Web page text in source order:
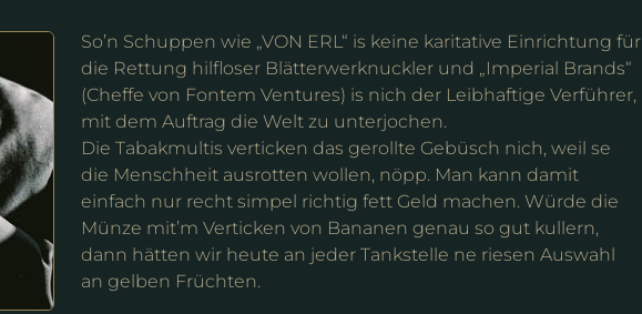
So’n Schuppen wie „VON ERL“ is keine karitative Einrichtung für
die Rettung hilfloser Blätterwerknuckler und „Imperial Brands“
(Cheffe von Fontem Ventures) is nich der Leibhaftige Verführer,
mit dem Auftrag die Welt zu unterjochen.
Die Tabakmultis verticken das gerollte Gebüsch nich, weil se
die Menschheit ausrotten wollen, nöpp. Man kann damit
einfach nur recht simpel richtig fett Geld machen. Würde die
Münze mit’m Verticken von Bananen genau so gut kullern,
dann hätten wir heute an jeder Tankstelle ne riesen Auswahl
an gelben Früchten.